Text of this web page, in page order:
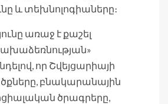
և տեխնոլոգիաները։
առաջ է քաշել
որ Շվեյցարիայի
բնակարանային
ծրագրերը,